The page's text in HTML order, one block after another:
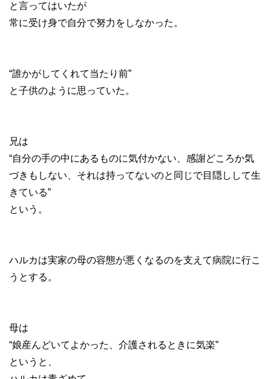
と言ってはいたが
常に受け身で自分で努力をしなかった。
“誰かがしてくれて当たり前”
と子供のように思っていた。
兄は
“自分の手の中にあるものに気付かない、感謝どころか気
づきもしない、それは持ってないのと同じで目隠しして生
きている”
という。
ハルカは実家の母の容態が悪くなるのを支えて病院に行こ
うとする。
母は
“娘産んどいてよかった、介護されるときに気楽”
というと、